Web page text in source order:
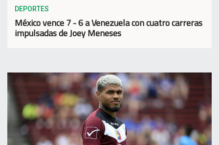
DEPORTES
México vence 7 - 6 a Venezuela con cuatro carreras
impulsadas de Joey Meneses